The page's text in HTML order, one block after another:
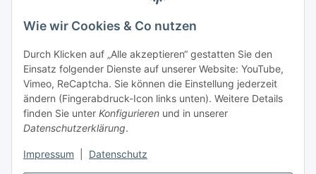
Wie wir Cookies & Co nutzen
Durch Klicken auf „Alle akzeptieren“ gestatten Sie den
Einsatz folgender Dienste auf unserer Website: YouTube,
Vimeo, ReCaptcha. Sie können die Einstellung jederzeit
ändern (Fingerabdruck-Icon links unten). Weitere Details
finden Sie unter Konfigurieren und in unserer
Datenschutzerklärung.
Impressum Datenschutz